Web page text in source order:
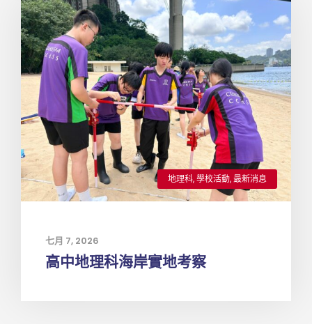
地理科,學校活動,最新消息
七月 7, 2026
高中地理科海岸實地考察